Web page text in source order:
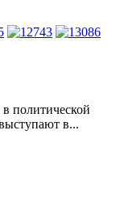
политической
в...